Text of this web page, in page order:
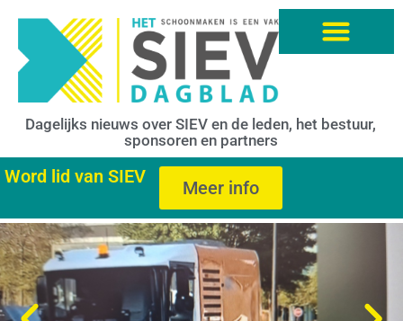
Dagelijks nieuws over SIEV en de leden, het bestuur,
sponsoren en partners
Word lid van SIEV
Meer info